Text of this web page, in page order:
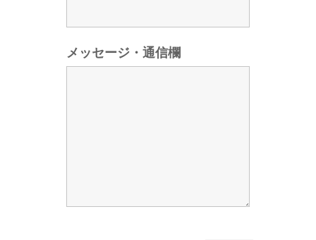
メッセージ・通信欄